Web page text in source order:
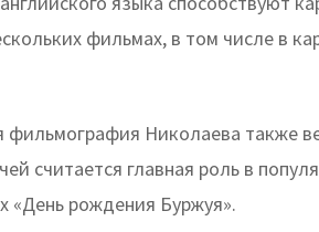
фильмах, в том числе в
фильмография Николаева также
считается главная роль в
«День рождения Буржуя».